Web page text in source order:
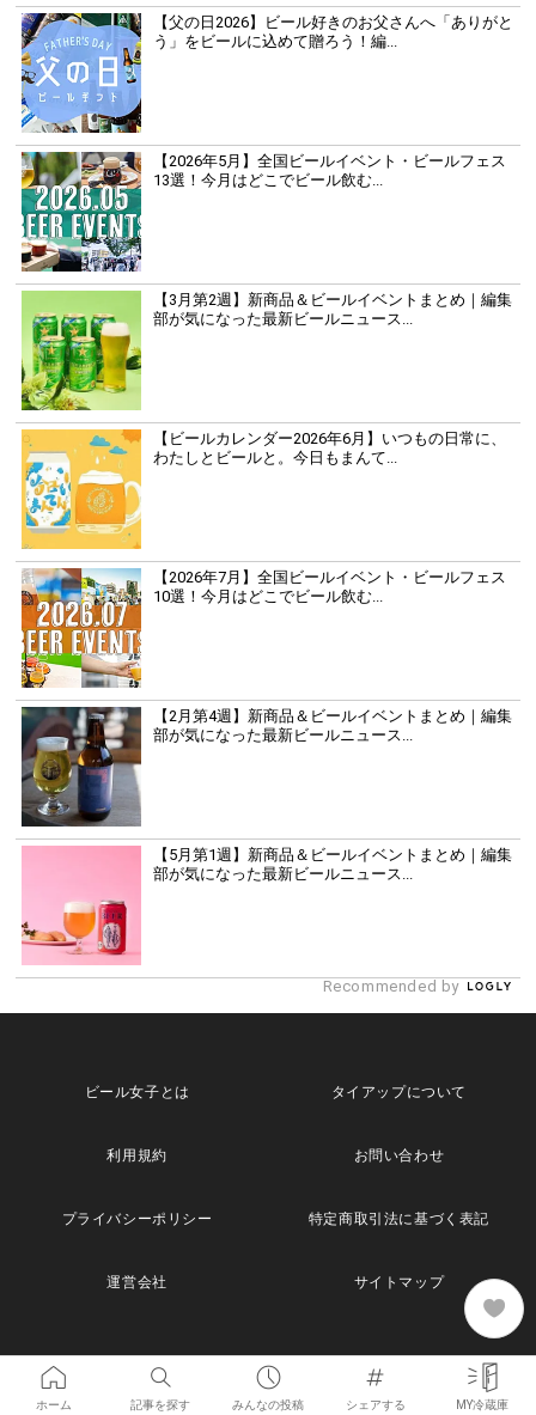
【父の日2026】ビール好きのお父さんへ「ありがと
う」をビールに込めて贈ろう！編...
【2026年5月】全国ビールイベント・ビールフェス
13選！今月はどこでビール飲む...
【3月第2週】新商品＆ビールイベントまとめ｜編集
部が気になった最新ビールニュース...
【ビールカレンダー2026年6月】いつもの日常に、
わたしとビールと。今日もまんて...
【2026年7月】全国ビールイベント・ビールフェス
10選！今月はどこでビール飲む...
【2月第4週】新商品＆ビールイベントまとめ｜編集
部が気になった最新ビールニュース...
【5月第1週】新商品＆ビールイベントまとめ｜編集
部が気になった最新ビールニュース...
Recommended by
ビール女子とは タイアップについて
利用規約 お問い合わせ
プライバシーポリシー 特定商取引法に基づく表記
運営会社 サイトマップ
お酒は二十歳になってから。
ホーム 記事を探す みんなの投稿 シェアする MY冷蔵庫